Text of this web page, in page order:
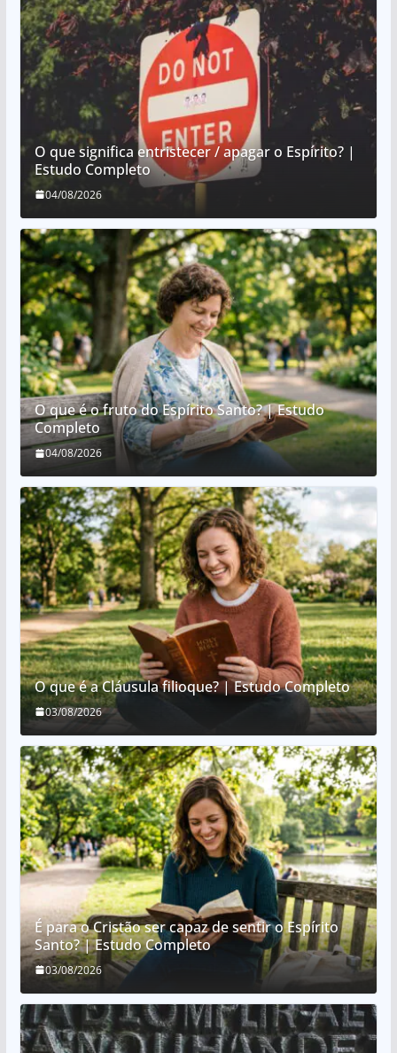
O que significa entristecer / apagar o Espírito? |
Estudo Completo
04/08/2026
O que é o fruto do Espírito Santo? | Estudo
Completo
04/08/2026
O que é a Cláusula filioque? | Estudo Completo
03/08/2026
É para o Cristão ser capaz de sentir o Espírito
Santo? | Estudo Completo
03/08/2026